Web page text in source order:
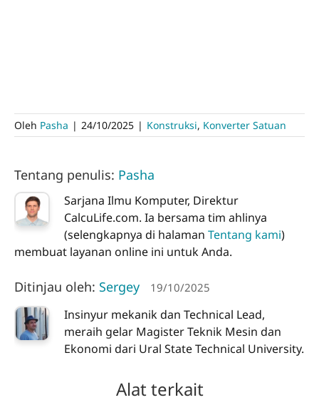
Oleh Pasha | 24/10/2025 | Konstruksi, Konverter Satuan
Tentang penulis: Pasha
Sarjana Ilmu Komputer, Direktur
CalcuLife.com. Ia bersama tim ahlinya
(selengkapnya di halaman Tentang kami)
membuat layanan online ini untuk Anda.
Ditinjau oleh: Sergey 19/10/2025
Insinyur mekanik dan Technical Lead,
meraih gelar Magister Teknik Mesin dan
Ekonomi dari Ural State Technical University.
Alat terkait